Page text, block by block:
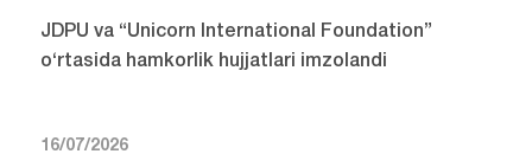
JDPU va “Unicorn International Foundation”
o‘rtasida hamkorlik hujjatlari imzolandi
16/07/2026